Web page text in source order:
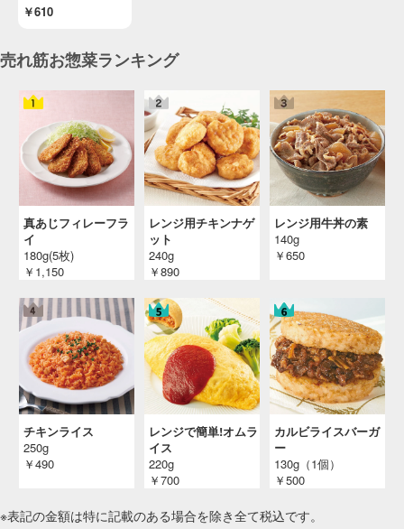
￥610
売れ筋お惣菜ランキング
真あじフィレーフラ
イ
180g(5枚)
￥1,150
レンジ用チキンナゲ
ット
240g
￥890
レンジ用牛丼の素
140g
￥650
チキンライス
250g
￥490
レンジで簡単!オムラ
イス
220g
￥700
カルビライスバーガ
ー
130g（1個）
￥500
※表記の金額は特に記載のある場合を除き全て税込です。